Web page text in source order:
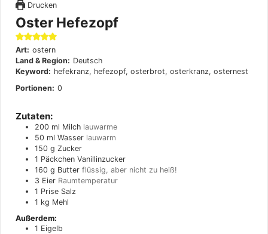
Drucken
Oster Hefezopf
Art: ostern
Land & Region: Deutsch
Keyword: hefekranz, hefezopf, osterbrot, osterkranz, osternest
Portionen: 0
Zutaten:
200 ml Milch lauwarme
50 ml Wasser lauwarm
150 g Zucker
1 Päckchen Vanillinzucker
160 g Butter flüssig, aber nicht zu heiß!
3 Eier Raumtemperatur
1 Prise Salz
1 kg Mehl
Außerdem:
1 Eigelb